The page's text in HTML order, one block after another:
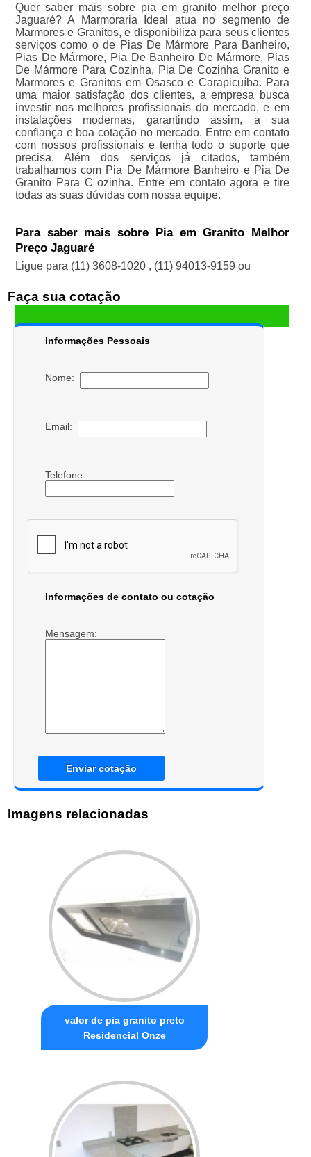
Quer saber mais sobre pia em granito melhor preço
Jaguaré? A Marmoraria Ideal atua no segmento de
Marmores e Granitos, e disponibiliza para seus clientes
serviços como o de Pias De Mármore Para Banheiro,
Pias De Mármore, Pia De Banheiro De Mármore, Pias
De Mármore Para Cozinha, Pia De Cozinha Granito e
Marmores e Granitos em Osasco e Carapicuíba. Para
uma maior satisfação dos clientes, a empresa busca
investir nos melhores profissionais do mercado, e em
instalações modernas, garantindo assim, a sua
confiança e boa cotação no mercado. Entre em contato
com nossos profissionais e tenha todo o suporte que
precisa. Além dos serviços já citados, também
trabalhamos com Pia De Mármore Banheiro e Pia De
Granito Para C ozinha. Entre em contato agora e tire
todas as suas dúvidas com nossa equipe.
Para saber mais sobre Pia em Granito Melhor
Preço Jaguaré
Ligue para (11) 3608-1020 , (11) 94013-9159 ou
Faça sua cotação
Informações Pessoais
Nome:
Email:
Telefone:
Informações de contato ou cotação
Mensagem:
Enviar cotação
Imagens relacionadas
valor de pia granito preto
Residencial Onze